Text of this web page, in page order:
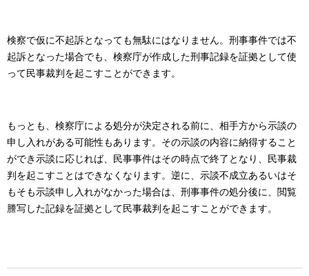
検察で仮に不起訴となっても無駄にはなりません。刑事事件では不
起訴となった場合でも、検察庁が作成した刑事記録を証拠として使
って民事裁判を起こすことができます。
もっとも、検察庁による処分が決定される前に、相手方から示談の
申し入れがある可能性もあります。その示談の内容に納得すること
ができ示談に応じれば、民事事件はその時点で終了となり、民事裁
判を起こすことはできなくなります。逆に、示談不成立あるいはそ
もそも示談申し入れがなかった場合は、刑事事件の処分後に、閲覧
謄写した記録を証拠として民事裁判を起こすことができます。